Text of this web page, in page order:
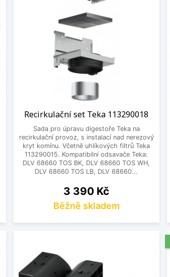
Recirkulační set Teka 113290018
Sada pro úpravu digestoře Teka na
recirkulační provoz, s instalací nad nerezový
kryt komínu. Včetně uhlíkových filtrů Teka
113290015. Kompatibilní odsavače Teka:
DLV 68660 TOS BK, DLV 68660 TOS WH,
DLV 68660 TOS LB, DLV 68660...
Cena
3 390 Kč
Běžně skladem